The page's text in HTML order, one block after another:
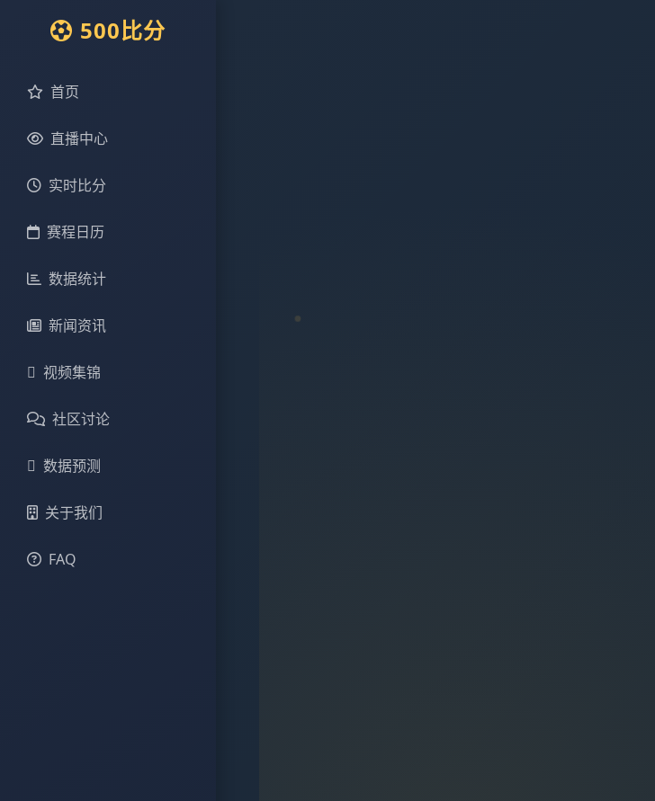
500比分
首页
直播中心
实时比分
赛程日历
数据统计
新闻资讯
视频集锦
社区讨论
数据预测
关于我们
FAQ